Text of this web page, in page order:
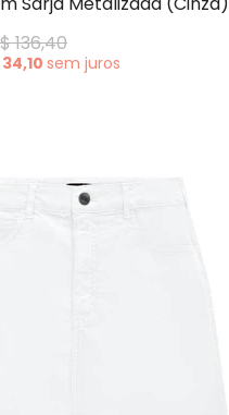
136,40
34,10 sem juros